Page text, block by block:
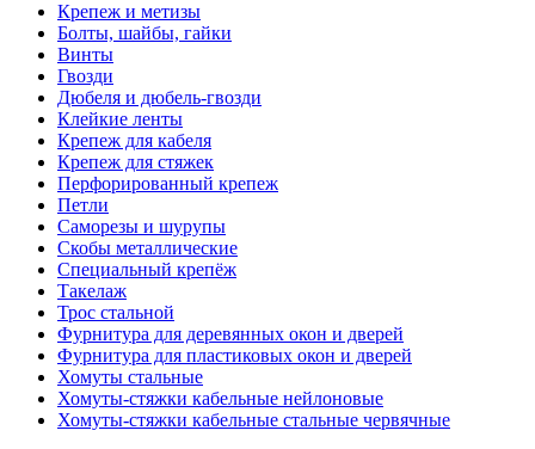
Крепеж и метизы
Болты, шайбы, гайки
Винты
Гвозди
Дюбеля и дюбель-гвозди
Клейкие ленты
Крепеж для кабеля
Крепеж для стяжек
Перфорированный крепеж
Петли
Саморезы и шурупы
Скобы металлические
Специальный крепёж
Такелаж
Трос стальной
Фурнитура для деревянных окон и дверей
Фурнитура для пластиковых окон и дверей
Хомуты стальные
Хомуты-стяжки кабельные нейлоновые
Хомуты-стяжки кабельные стальные червячные